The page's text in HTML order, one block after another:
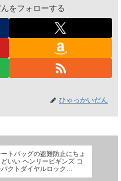
をフォローする
ひゃっかいだん
ートバッグの盗難防止にちょ
どいい ヘンリービギンズ コ
パクトダイヤルロック
【レビュー】